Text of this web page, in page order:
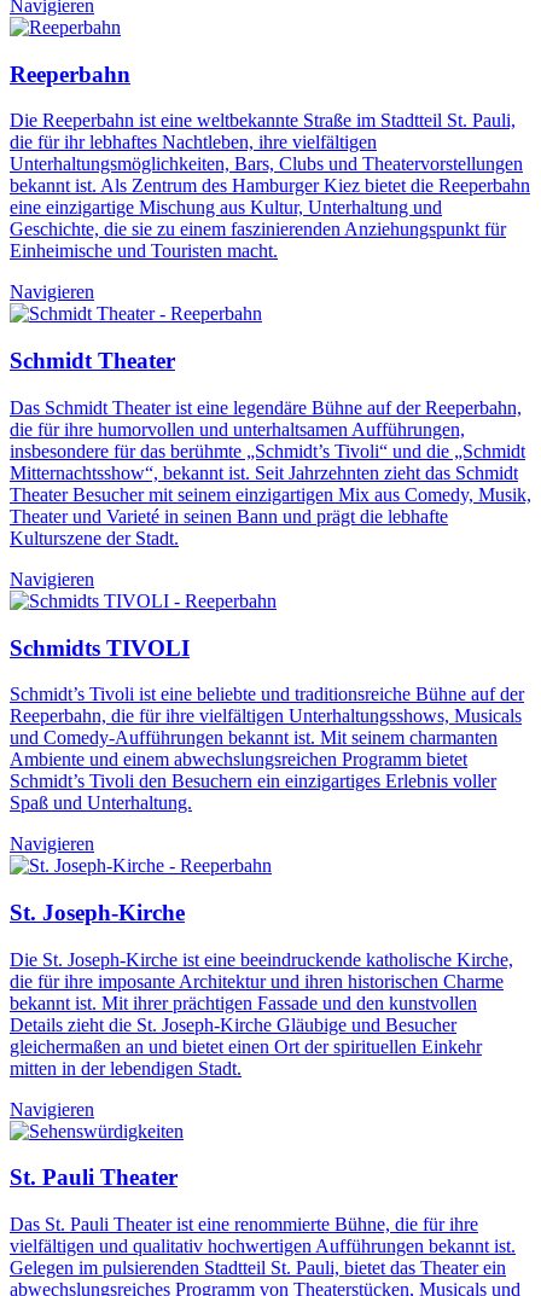
Navigieren
Reeperbahn
Die Reeperbahn ist eine weltbekannte Straße im Stadtteil St. Pauli,
die für ihr lebhaftes Nachtleben, ihre vielfältigen
Unterhaltungsmöglichkeiten, Bars, Clubs und Theatervorstellungen
bekannt ist. Als Zentrum des Hamburger Kiez bietet die Reeperbahn
eine einzigartige Mischung aus Kultur, Unterhaltung und
Geschichte, die sie zu einem faszinierenden Anziehungspunkt für
Einheimische und Touristen macht.
Navigieren
Schmidt Theater
Das Schmidt Theater ist eine legendäre Bühne auf der Reeperbahn,
die für ihre humorvollen und unterhaltsamen Aufführungen,
insbesondere für das berühmte „Schmidt’s Tivoli“ und die „Schmidt
Mitternachtsshow“, bekannt ist. Seit Jahrzehnten zieht das Schmidt
Theater Besucher mit seinem einzigartigen Mix aus Comedy, Musik,
Theater und Varieté in seinen Bann und prägt die lebhafte
Kulturszene der Stadt.
Navigieren
Schmidts TIVOLI
Schmidt’s Tivoli ist eine beliebte und traditionsreiche Bühne auf der
Reeperbahn, die für ihre vielfältigen Unterhaltungsshows, Musicals
und Comedy-Aufführungen bekannt ist. Mit seinem charmanten
Ambiente und einem abwechslungsreichen Programm bietet
Schmidt’s Tivoli den Besuchern ein einzigartiges Erlebnis voller
Spaß und Unterhaltung.
Navigieren
St. Joseph-Kirche
Die St. Joseph-Kirche ist eine beeindruckende katholische Kirche,
die für ihre imposante Architektur und ihren historischen Charme
bekannt ist. Mit ihrer prächtigen Fassade und den kunstvollen
Details zieht die St. Joseph-Kirche Gläubige und Besucher
gleichermaßen an und bietet einen Ort der spirituellen Einkehr
mitten in der lebendigen Stadt.
Navigieren
St. Pauli Theater
Das St. Pauli Theater ist eine renommierte Bühne, die für ihre
vielfältigen und qualitativ hochwertigen Aufführungen bekannt ist.
Gelegen im pulsierenden Stadtteil St. Pauli, bietet das Theater ein
abwechslungsreiches Programm von Theaterstücken, Musicals und